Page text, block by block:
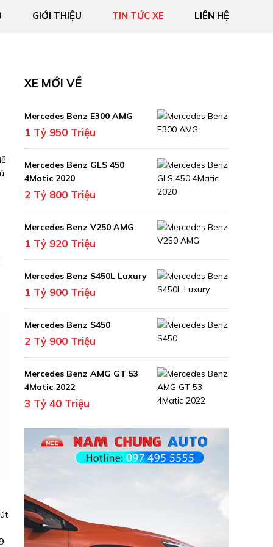
GIỚI THIỆU TIN TỨC XE LIÊN HỆ
XE MỚI VỀ
Mercedes Benz E300 AMG
1 Tỷ 950 Triệu
Mercedes Benz GLS 450
4Matic 2020
2 Tỷ 800 Triệu
Mercedes Benz V250 AMG
1 Tỷ 920 Triệu
Mercedes Benz S450L Luxury
1 Tỷ 900 Triệu
Mercedes Benz S450
2 Tỷ 900 Triệu
Mercedes Benz AMG GT 53
4Matic 2022
3 Tỷ 40 Triệu